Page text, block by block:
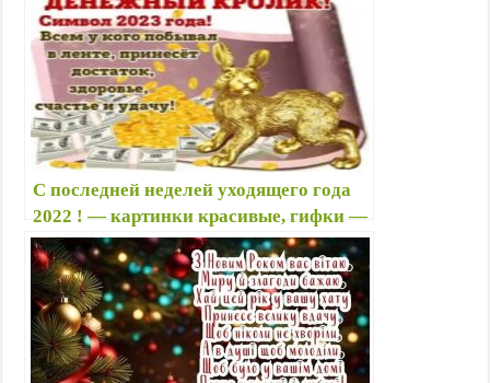
необычные открытки в канун Нового
года и 1 января
С последней неделей уходящего года
2022 ! — картинки красивые, гифки —
Открытки с пожеланиями на каждый
день и 2023 новый год